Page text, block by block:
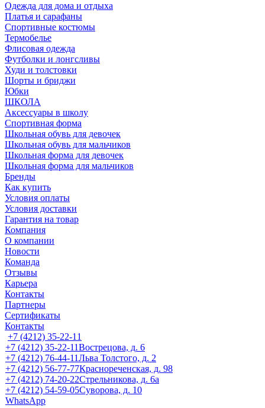
Одежда для дома и отдыха
Платья и сарафаны
Спортивные костюмы
Термобелье
Флисовая одежда
Футболки и лонгсливы
Худи и толстовки
Шорты и бриджи
Юбки
ШКОЛА
Аксессуары в школу
Спортивная форма
Школьная обувь для девочек
Школьная обувь для мальчиков
Школьная форма для девочек
Школьная форма для мальчиков
Бренды
Как купить
Условия оплаты
Условия доставки
Гарантия на товар
Компания
О компании
Новости
Команда
Отзывы
Карьера
Контакты
Партнеры
Сертификаты
Контакты
+7 (4212) 35-22-11
+7 (4212) 35-22-11Вострецова, д. 6
+7 (4212) 76-44-11Льва Толстого, д. 2
+7 (4212) 56-77-77Краснореченская, д. 98
+7 (4212) 74-20-22Стрельникова, д. 6а
+7 (4212) 54-59-05Суворова, д. 10
WhatsApp